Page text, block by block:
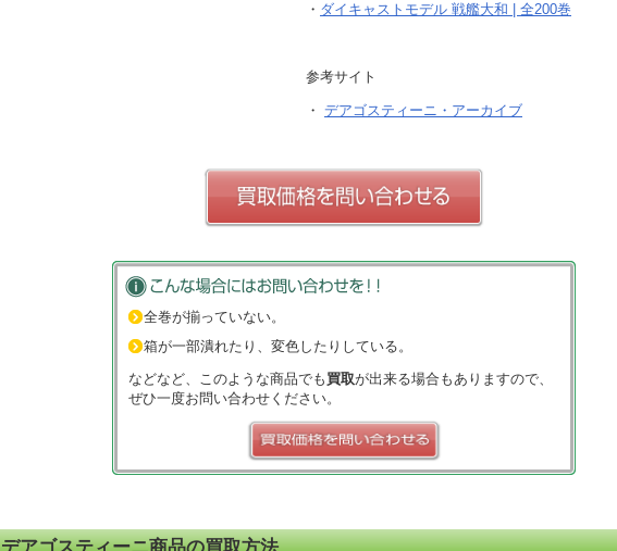
・ ダイキャストモデル 戦艦大和 | 全200巻
参考サイト
・ デアゴスティーニ・アーカイブ
全巻が揃っていない。
箱が一部潰れたり、変色したりしている。
などなど、このような商品でも 買取が出来る場合もありますので、
ぜひ一度お問い合わせください。